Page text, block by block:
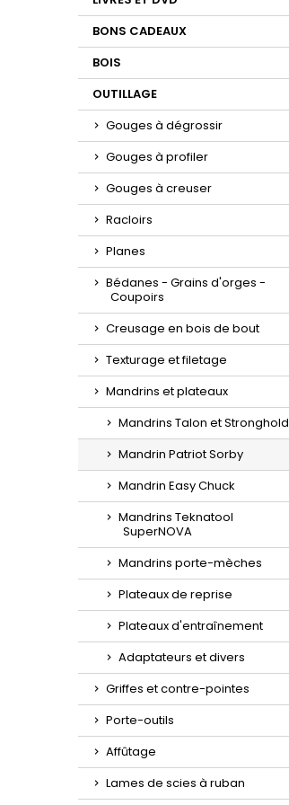
BONS CADEAUX
BOIS
OUTILLAGE
Gouges à dégrossir
Gouges à profiler
Gouges à creuser
Racloirs
Planes
Bédanes - Grains d'orges -
Coupoirs
Creusage en bois de bout
Texturage et filetage
Mandrins et plateaux
Mandrins Talon et Stronghold
Mandrin Patriot Sorby
Mandrin Easy Chuck
Mandrins Teknatool
SuperNOVA
Mandrins porte-mèches
Plateaux de reprise
Plateaux d'entraînement
Adaptateurs et divers
Griffes et contre-pointes
Porte-outils
Affûtage
Lames de scies à ruban